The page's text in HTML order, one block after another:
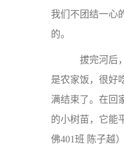
我们不团结一心
的。
拔完河后
是农家饭，很好
满结束了。在回
的小树苗，它能
佛401班 陈子越）